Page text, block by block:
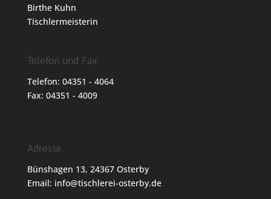
Birthe Kuhn
Tischlermeisterin
Telefon und Fax
Telefon: 04351 - 4064
Fax: 04351 - 4009
Adresse
Bünshagen 13, 24367 Osterby
Email: info@tischlerei-osterby.de